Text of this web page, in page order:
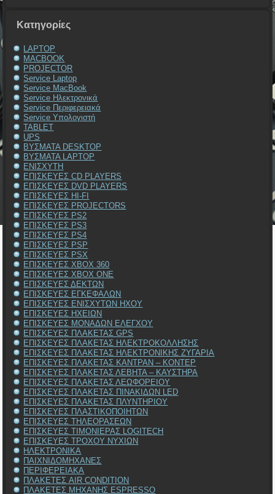
Kατηγορίες
LAPTOP
MACBOOK
PROJECTOR
Service Laptop
Service MacBook
Service Ηλεκτρονικά
Service Περιφερειακά
Service Υπολογιστή
TABLET
UPS
ΒΥΣΜΑΤΑ DESKTOP
ΒΥΣΜΑΤΑ LAPTOP
ΕΝΙΣΧΥΤΗ
ΕΠΙΣΚΕΥΕΣ CD PLAYERS
ΕΠΙΣΚΕΥΕΣ DVD PLAYERS
ΕΠΙΣΚΕΥΕΣ HI-FI
ΕΠΙΣΚΕΥΕΣ PROJECTORS
ΕΠΙΣΚΕΥΕΣ PS2
ΕΠΙΣΚΕΥΕΣ PS3
ΕΠΙΣΚΕΥΕΣ PS4
ΕΠΙΣΚΕΥΕΣ PSP
ΕΠΙΣΚΕΥΕΣ PSX
ΕΠΙΣΚΕΥΕΣ XBOX 360
ΕΠΙΣΚΕΥΕΣ XBOX ONE
ΕΠΙΣΚΕΥΕΣ ΔΕΚΤΩΝ
ΕΠΙΣΚΕΥΕΣ ΕΓΚΕΦΑΛΩΝ
ΕΠΙΣΚΕΥΕΣ ΕΝΙΣΧΥΤΩΝ ΗΧΟΥ
ΕΠΙΣΚΕΥΕΣ ΗΧΕΙΩΝ
ΕΠΙΣΚΕΥΕΣ ΜΟΝΑΔΩΝ ΕΛΕΓΧΟΥ
ΕΠΙΣΚΕΥΕΣ ΠΛΑΚΕΤΑΣ GPS
ΕΠΙΣΚΕΥΕΣ ΠΛΑΚΕΤΑΣ ΗΛΕΚΤΡΟΚΟΛΛΗΣΗΣ
ΕΠΙΣΚΕΥΕΣ ΠΛΑΚΕΤΑΣ ΗΛΕΚΤΡΟΝΙΚΗΣ ΖΥΓΑΡΙΑ
ΕΠΙΣΚΕΥΕΣ ΠΛΑΚΕΤΑΣ ΚΑΝΤΡΑΝ – ΚΟΝΤΕΡ
ΕΠΙΣΚΕΥΕΣ ΠΛΑΚΕΤΑΣ ΛΕΒΗΤΑ – ΚΑΥΣΤΗΡΑ
ΕΠΙΣΚΕΥΕΣ ΠΛΑΚΕΤΑΣ ΛΕΩΦΟΡΕΙΟΥ
ΕΠΙΣΚΕΥΕΣ ΠΛΑΚΕΤΑΣ ΠΙΝΑΚΙΔΩΝ LED
ΕΠΙΣΚΕΥΕΣ ΠΛΑΚΕΤΑΣ ΠΛΥΝΤΗΡΙΟΥ
ΕΠΙΣΚΕΥΕΣ ΠΛΑΣΤΙΚΟΠΟΙΗΤΩΝ
ΕΠΙΣΚΕΥΕΣ ΤΗΛΕΟΡΑΣΕΩΝ
ΕΠΙΣΚΕΥΕΣ ΤΙΜΟΝΙΕΡΑΣ LOGITECH
ΕΠΙΣΚΕΥΕΣ ΤΡΟΧΟΥ ΝΥΧΙΩΝ
ΗΛΕΚΤΡΟΝΙΚΑ
ΠΑΙΧΝΙΔΟΜΗΧΑΝΕΣ
ΠΕΡΙΦΕΡΕΙΑΚΑ
ΠΛΑΚΕΤΕΣ AIR CONDITION
ΠΛΑΚΕΤΕΣ ΜΗΧΑΝΗΣ ESPRESSO